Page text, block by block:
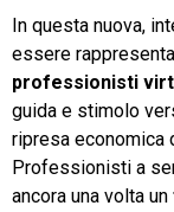
In questa nuova,
essere
professionisti
guida e stimolo
ripresa economica
Professionisti a
ancora una volta un